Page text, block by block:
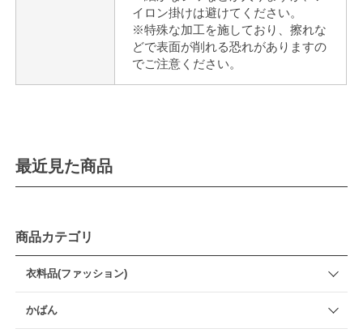
イロン掛けは避けてください。
※特殊な加工を施しており、擦れな
どで表面が削れる恐れがありますの
でご注意ください。
最近見た商品
商品カテゴリ
衣料品(ファッション)
かばん